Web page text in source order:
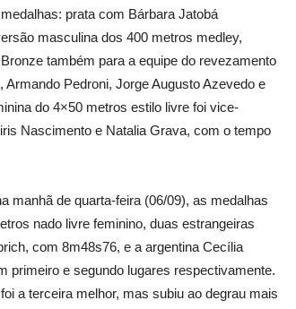
prata com Bárbara Jatobá
masculina dos 400 metros medley,
também para a equipe do revezamento
Pedroni, Jorge Augusto Azevedo e
do 4×50 metros estilo livre foi vice-
Nascimento e Natalia Grava, com o tempo
manhã de quarta-feira (06/09), as medalhas
nado livre feminino, duas estrangeiras
com 8m48s76, e a argentina Cecília
primeiro e segundo lugares respectivamente.
a terceira melhor, mas subiu ao degrau mais